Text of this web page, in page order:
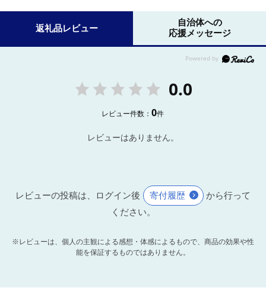
返礼品レビュー
自治体への
応援メッセージ
0.0
レビュー件数：0件
レビューはありません。
レビューの投稿は、ログイン後 寄付履歴
から行って
ください。
※レビューは、個人の主観による感想・体感によるもので、商品の効果や性
能を保証するものではありません。